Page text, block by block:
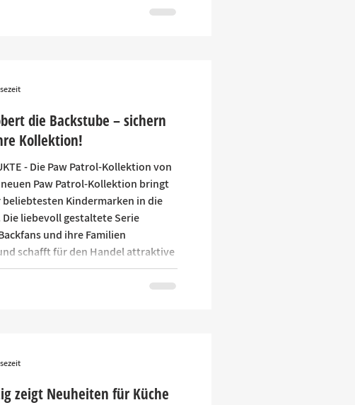
BiteX Max und BiteX Go von Beurer
die Backstube – sichern
Kollektion!
- Die Paw Patrol-Kollektion von
neuen Paw Patrol-Kollektion bringt
beliebtesten Kindermarken in die
Die liebevoll gestaltete Serie
und ihre Familien
schafft für den Handel attraktive
Kindergeburtstage, gemeinsame
Die ersten
zeigt Neuheiten für Küche